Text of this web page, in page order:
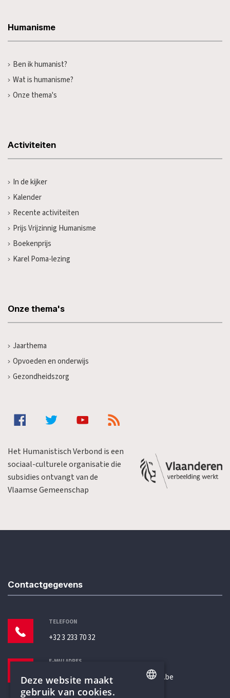
Humanisme
Ben ik humanist?
Wat is humanisme?
Onze thema's
Activiteiten
In de kijker
Kalender
Recente activiteiten
Prijs Vrijzinnig Humanisme
Boekenprijs
Karel Poma-lezing
Onze thema's
Jaarthema
Opvoeden en onderwijs
Gezondheidszorg
Het Humanistisch Verbond is een
sociaal-culturele organisatie die
subsidies ontvangt van de
Vlaamse Gemeenschap
Contactgegevens
TELEFOON
+32 3 233 70 32
E-MAILADRES
secretariaat@humanistischverbond.be
Deze website maakt
gebruik van cookies.